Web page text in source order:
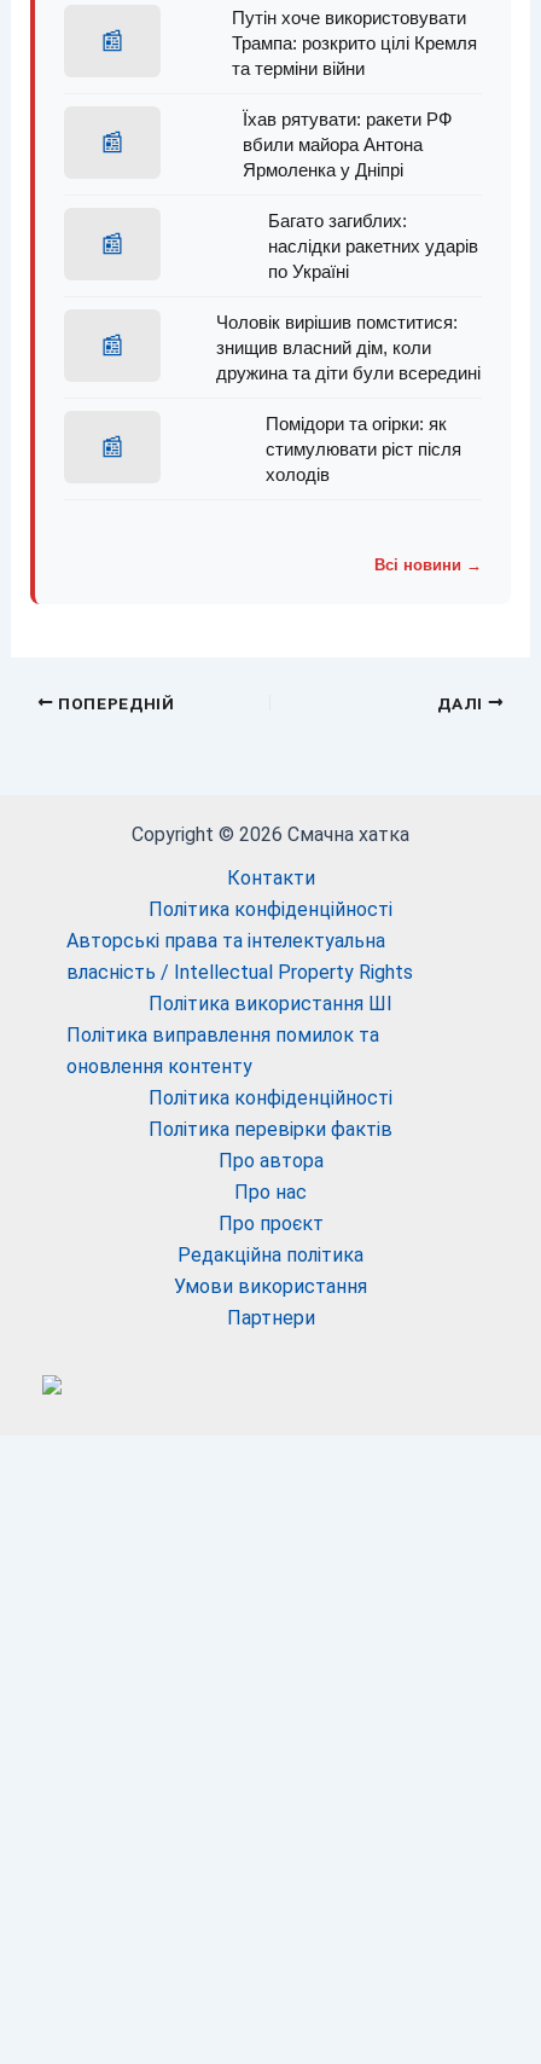
📰
Путін хоче використовувати
Трампа: розкрито цілі Кремля
та терміни війни
📰
Їхав рятувати: ракети РФ
вбили майора Антона
Ярмоленка у Дніпрі
📰
Багато загиблих:
наслідки ракетних ударів
по Україні
📰
Чоловік вирішив помститися:
знищив власний дім, коли
дружина та діти були всередині
📰
Помідори та огірки: як
стимулювати ріст після
холодів
Всі новини →
ПОПЕРЕДНІЙ ДАЛІ
Copyright © 2026 Смачна хатка
Контакти
Політика конфіденційності
Авторські права та інтелектуальна
власність / Intellectual Property Rights
Політика використання ШІ
Політика виправлення помилок та
оновлення контенту
Політика конфіденційності
Політика перевірки фактів
Про автора
Про нас
Про проєкт
Редакційна політика
Умови використання
Партнери